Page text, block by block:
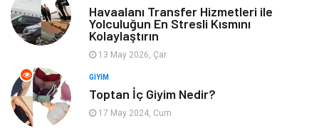
Genel Kültür Tatil
İnternet
Gayrimenkul
Astroloji Müzik
Havaalanı Transfer Hizmetleri ile
Yolculuğun En Stresli Kısmını
Kolaylaştırın
13 May 2026, Çar
GIYIM
Toptan İç Giyim Nedir?
17 May 2024, Cum